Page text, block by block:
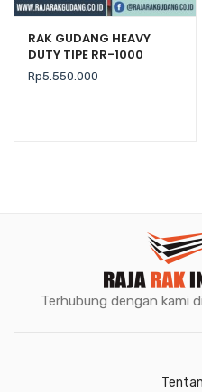
RAK GUDANG HEAVY
DUTY TIPE RR-1000
Rp5.550.000
Terhubung dengan kami